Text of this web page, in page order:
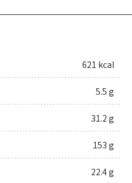
621 kcal
5.5 g
31.2 g
153 g
22.4 g